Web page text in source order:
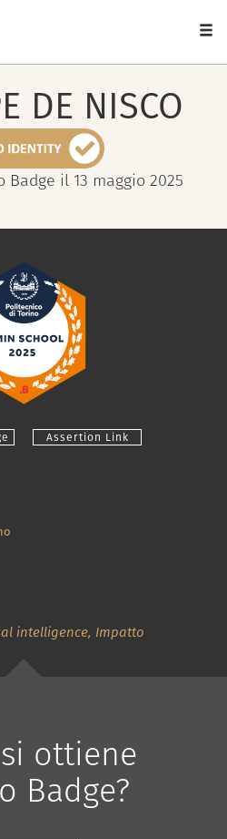
DE NISCO
Badge il 13 maggio 2025
Assertion Link
intelligence, Impatto
ottiene
Badge?